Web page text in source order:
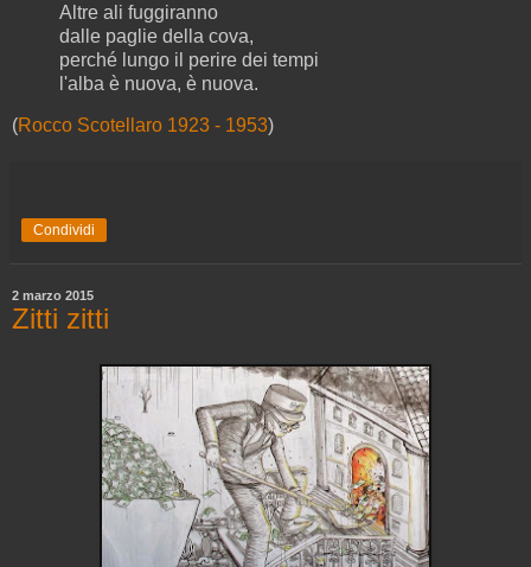
Altre ali fuggiranno
dalle paglie della cova,
perché lungo il perire dei tempi
l'alba è nuova, è nuova.
(Rocco Scotellaro 1923 - 1953)
Condividi
2 marzo 2015
Zitti zitti